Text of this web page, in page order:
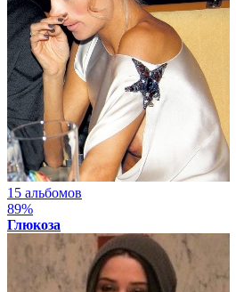
15 альбомов
89%
Глюкоза